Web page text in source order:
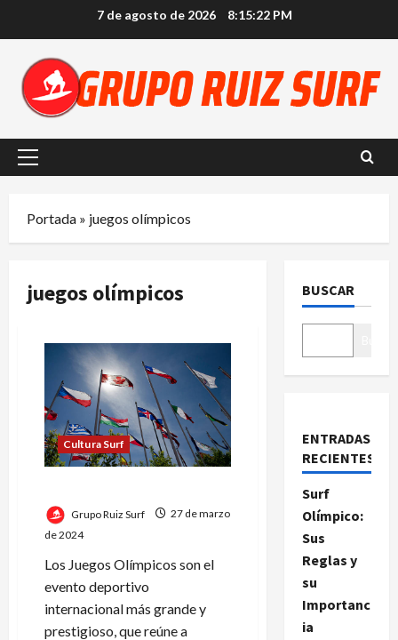
contenido
7 de agosto de 2026 8:15:22 PM
Menú
Portada » juegos olímpicos
juegos olímpicos
Cultura Surf
Grupo Ruiz Surf
27 de marzo
de 2024
Los Juegos Olímpicos son el
evento deportivo
internacional más grande y
prestigioso, que reúne a
BUSCAR
ENTRADAS
RECIENTES
Surf
Olímpico:
Sus
Reglas y
su
Importanc
ia